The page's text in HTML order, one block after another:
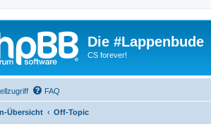
Die #Lappenbude
CS forever!
FAQ
Übersicht Off-Topic